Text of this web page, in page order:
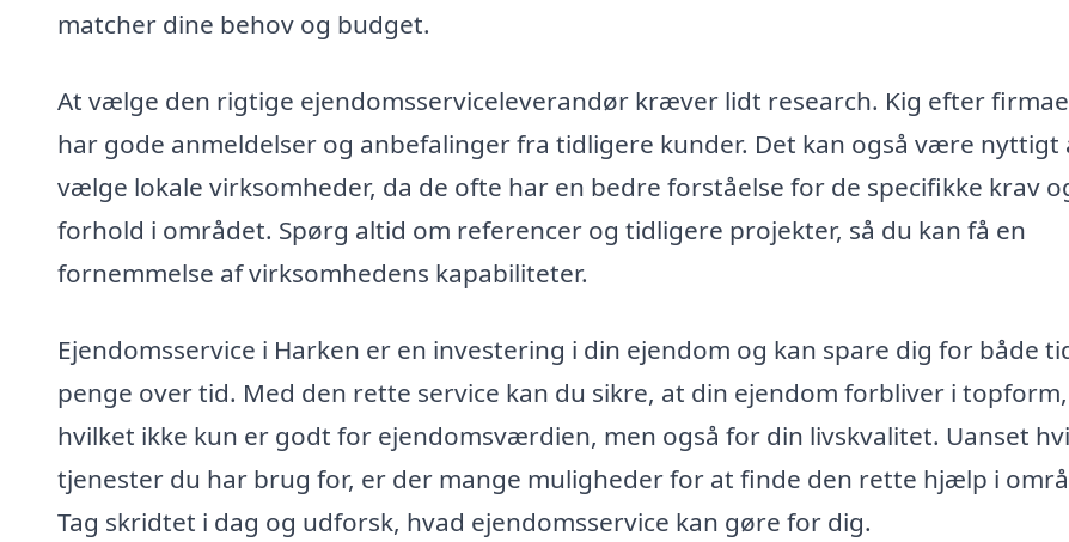
matcher dine behov og budget.
At vælge den rigtige ejendomsserviceleverandør kræver lidt research. Kig efter
har gode anmeldelser og anbefalinger fra tidligere kunder. Det kan også være nyttigt
vælge lokale virksomheder, da de ofte har en bedre forståelse for de specifikke krav
forhold i området. Spørg altid om referencer og tidligere projekter, så du kan få en
fornemmelse af virksomhedens kapabiliteter.
Ejendomsservice i Harken er en investering i din ejendom og kan spare dig for både
penge over tid. Med den rette service kan du sikre, at din ejendom forbliver i topform,
hvilket ikke kun er godt for ejendomsværdien, men også for din livskvalitet. Uanset
tjenester du har brug for, er der mange muligheder for at finde den rette hjælp i
Tag skridtet i dag og udforsk, hvad ejendomsservice kan gøre for dig.